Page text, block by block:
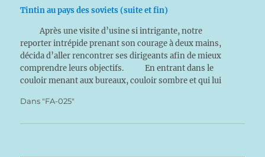
Tintin au pays des soviets (suite et fin)
Après une visite d’usine si intrigante, notre
reporter intrépide prenant son courage à deux mains,
décida d’aller rencontrer ses dirigeants afin de mieux
comprendre leurs objectifs. En entrant dans le
couloir menant aux bureaux, couloir sombre et qui lui
Dans "FA-025"